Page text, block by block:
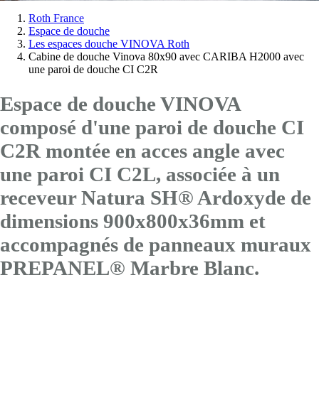
Vous
êtes
Roth France
Espace de douche
Les espaces douche VINOVA Roth
Cabine de douche Vinova 80x90 avec CARIBA H2000 avec
une paroi de douche CI C2R
Espace de douche VINOVA
composé d'une paroi de douche CI
C2R montée en acces angle avec
une paroi CI C2L, associée à un
receveur Natura SH® Ardoxyde de
dimensions 900x800x36mm et
accompagnés de panneaux muraux
PREPANEL® Marbre Blanc.